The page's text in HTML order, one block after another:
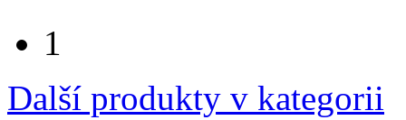
1
Další produkty v kategorii